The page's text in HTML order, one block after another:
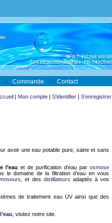
Commande Contact
| Mon compte | S'identifier | S'enregistrer
avoir uneeau potable pure, saine et sans
l’eau et de purification d’eaupar osmose
le domaine de la filtration d’eau en vous
, et des distillateurs adaptés à vos
de traitement eau UV ainsi que des
, visitez notre site.